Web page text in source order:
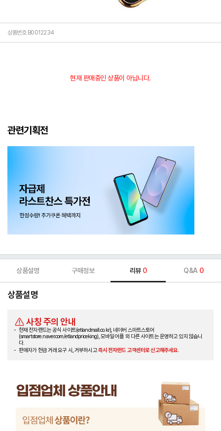
상품번호 B0012234
현재 판매중인 상품이 아닙니다.
관련기획전
상품설명 구매정보 리뷰 0 Q&A 0
상품설명
사칭 주의 안내
현재 전자랜드는 공식 사이트(etlandmall.co.kr), 네이버 스마트스토어
(smartstore.naver.com/etlandpriceking), 모바일 어플 외 다른 사이트는 운영하고 있지 않습니
다.
판매자가 현금 거래 요구 시, 거부하시고즉시 전자랜드 고객센터로 신고해주세요.